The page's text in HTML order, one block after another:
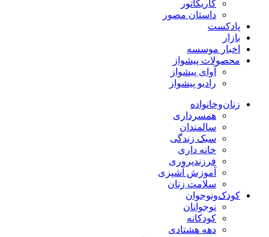
کاریکاتور
داستان مصور
پادکست
بازار
اخبار موسسه
محصولات پیشواز
آوای پیشواز
رادیو پیشواز
زنان‌وخانواده
همسرداری
سالمندان
سبک زندگی
خانه داری
فرزندپروری
آموزش آشپزی
سلامت زنان
کودک‌ونوجوان
نوجوانان
کودکانه
دهه هشتادی